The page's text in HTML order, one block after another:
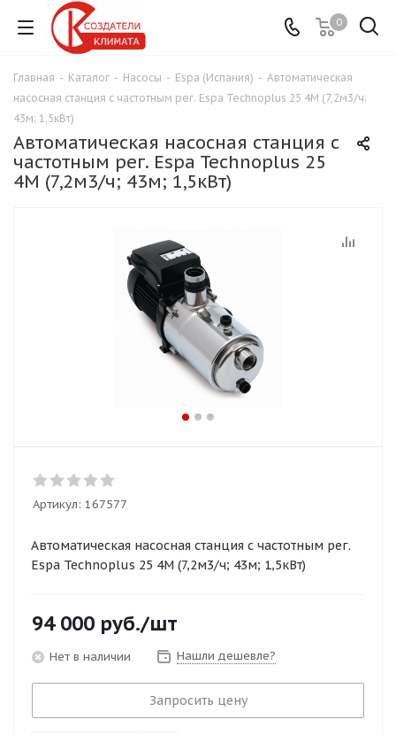
0
Главная - Каталог - Насосы - Espa (Испания) - Автоматическая
насосная станция с частотным рег. Espa Technoplus 25 4M (7,2м3/ч;
43м; 1,5кВт)
Автоматическая насосная станция с
частотным рег. Espa Technoplus 25
4M (7,2м3/ч; 43м; 1,5кВт)
Артикул: 167577
Автоматическая насосная станция с частотным рег.
Espa Technoplus 25 4M (7,2м3/ч; 43м; 1,5кВт)
94 000 руб./шт
Нет в наличии Нашли дешевле?
Запросить цену